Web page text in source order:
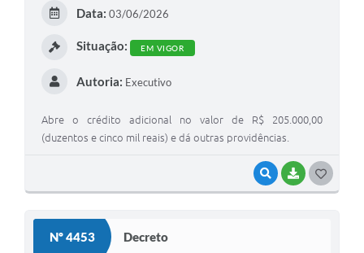
VISUALIZAR
BAIXAR
Data: 03/06/2026
Situação: EM VIGOR
Autoria: Executivo
Abre o crédito adicional no valor de R$ 205.000,00
(duzentos e cinco mil reais) e dá outras providências.
Nº 4453 Decreto